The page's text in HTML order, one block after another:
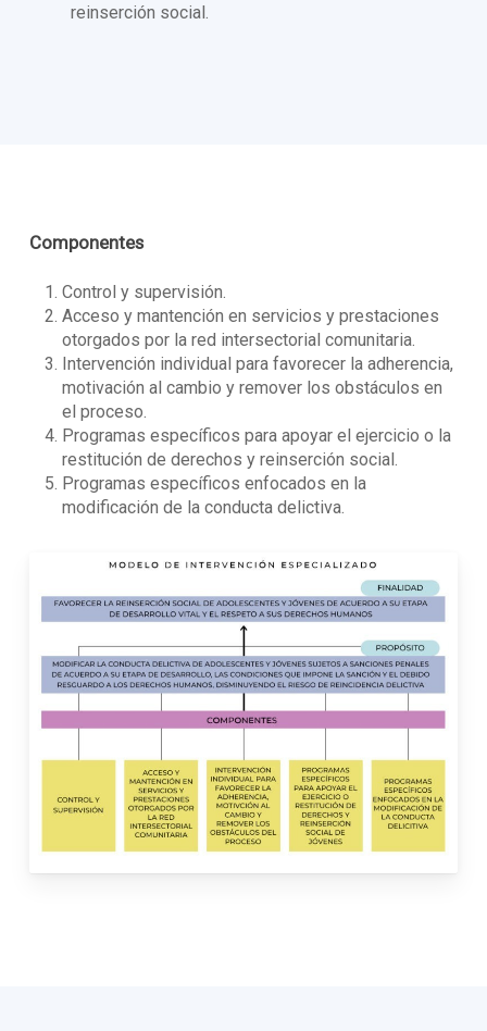
reinserción social.
Componentes
Control y supervisión.
Acceso y mantención en servicios y prestaciones
otorgados por la red intersectorial comunitaria.
Intervención individual para favorecer la adherencia,
motivación al cambio y remover los obstáculos en
el proceso.
Programas específicos para apoyar el ejercicio o la
restitución de derechos y reinserción social.
Programas específicos enfocados en la
modificación de la conducta delictiva.